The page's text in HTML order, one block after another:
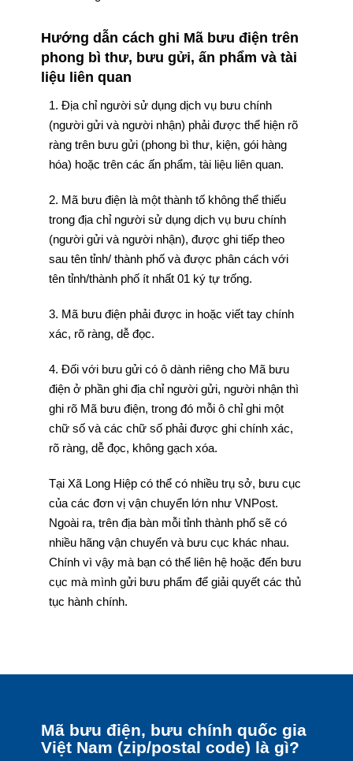
Hướng dẫn cách ghi Mã bưu điện trên
phong bì thư, bưu gửi, ấn phẩm và tài
liệu liên quan
1. Địa chỉ người sử dụng dịch vụ bưu chính
(người gửi và người nhận) phải được thể hiện rõ
ràng trên bưu gửi (phong bì thư, kiện, gói hàng
hóa) hoặc trên các ấn phẩm, tài liệu liên quan.
2. Mã bưu điện là một thành tố không thể thiếu
trong địa chỉ người sử dụng dịch vụ bưu chính
(người gửi và người nhận), được ghi tiếp theo
sau tên tỉnh/ thành phố và được phân cách với
tên tỉnh/thành phố ít nhất 01 ký tự trống.
3. Mã bưu điện phải được in hoặc viết tay chính
xác, rõ ràng, dễ đọc.
4. Đối với bưu gửi có ô dành riêng cho Mã bưu
điện ở phần ghi địa chỉ người gửi, người nhận thì
ghi rõ Mã bưu điện, trong đó mỗi ô chỉ ghi một
chữ số và các chữ số phải được ghi chính xác,
rõ ràng, dễ đọc, không gạch xóa.
Tại Xã Long Hiệp có thể có nhiều trụ sở, bưu cục
của các đơn vị vận chuyển lớn như VNPost.
Ngoài ra, trên địa bàn mỗi tỉnh thành phố sẽ có
nhiều hãng vận chuyển và bưu cục khác nhau.
Chính vì vậy mà bạn có thể liên hệ hoặc đến bưu
cục mà mình gửi bưu phẩm để giải quyết các thủ
tục hành chính.
Mã bưu điện, bưu chính quốc gia
Việt Nam (zip/postal code) là gì?